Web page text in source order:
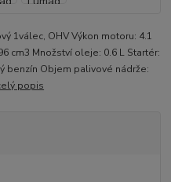
1válec, OHV Výkon motoru: 4.1
cm3 Množství oleje: 0.6 L Startér:
benzín Objem palivové nádrže:
popis